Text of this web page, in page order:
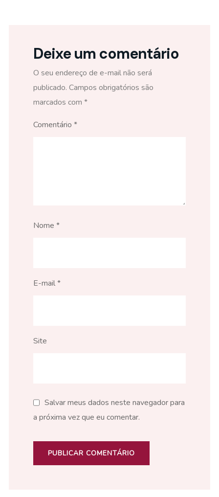
Deixe um comentário
O seu endereço de e-mail não será
publicado. Campos obrigatórios são
marcados com *
Comentário *
Nome *
E-mail*
Site
Salvar meus dados neste navegador para
a próxima vez que eu comentar.